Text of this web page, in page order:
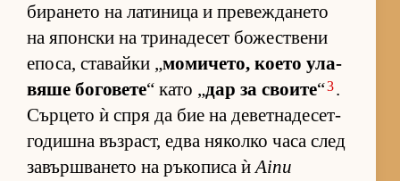
би­ра­нето на ла­ти­ница и пре­веж­да­нето
на япон­ски на три­на­де­сет бо­жес­т­вени
епо­са, ста­вайки „мо­ми­че­то, ко­ето ула­
вяше бо­го­вете“ като „дар за сво­ите“3.
Сър­цето ѝ спря да бие на де­вет­на­де­сет­
го­дишна въз­раст, едва ня­колко часа след
за­вър­ш­ва­нето на ръ­ко­писа ѝAinu